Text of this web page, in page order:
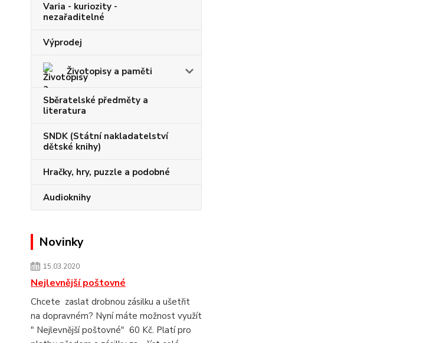
Varia - kuriozity -
nezařaditelné
Výprodej
Životopisy a paměti
Sběratelské předměty a
literatura
SNDK (Státní nakladatelství
dětské knihy)
Hračky, hry, puzzle a podobné
Audioknihy
Novinky
15.03.2020
Nejlevnější poštovné
Chcete zaslat drobnou zásilku a ušetřit
na dopravném? Nyní máte možnost využít
" Nejlevnější poštovné" 60 Kč. Platí pro